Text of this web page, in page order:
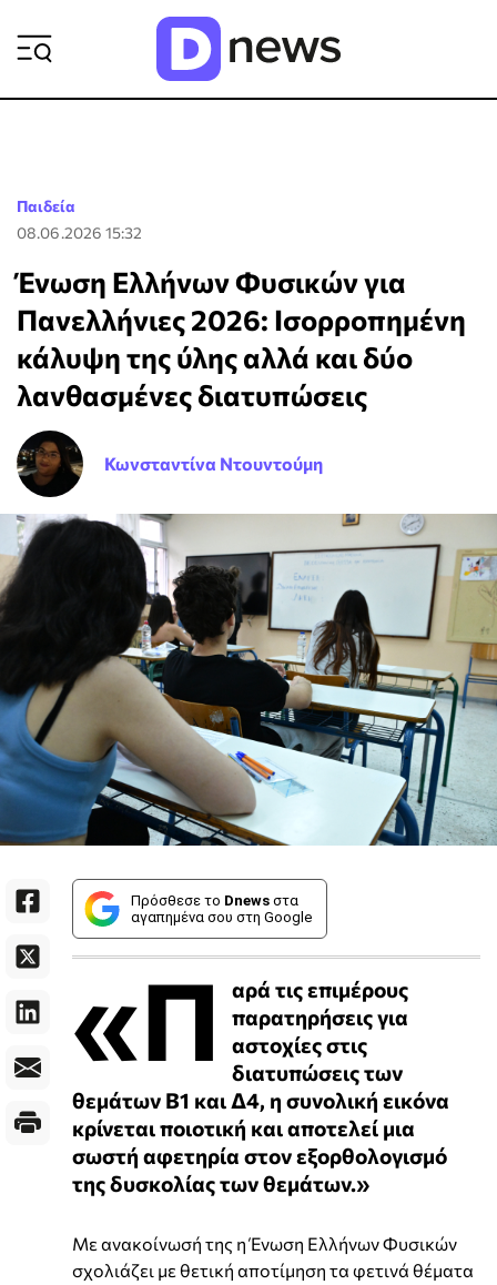
Παιδεία
08.06.2026 15:32
Ένωση Ελλήνων Φυσικών για
Πανελλήνιες 2026: Ισορροπημένη
κάλυψη της ύλης αλλά και δύο
λανθασμένες διατυπώσεις
Κωνσταντίνα Ντουντούμη
Πρόσθεσε το Dnews στα
αγαπημένα σου στη Google
«Π
αρά τις επιμέρους
παρατηρήσεις για
αστοχίες στις
διατυπώσεις των
θεμάτων Β1 και Δ4, η συνολική εικόνα
κρίνεται ποιοτική και αποτελεί μια
σωστή αφετηρία στον εξορθολογισμό
της δυσκολίας των θεμάτων.»
Με ανακοίνωσή της η Ένωση Ελλήνων Φυσικών
σχολιάζει με θετική αποτίμηση τα φετινά θέματα